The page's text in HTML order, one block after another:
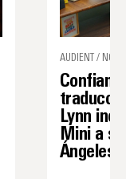
AUDIENT /
Lynn
Mini a
Ángeles